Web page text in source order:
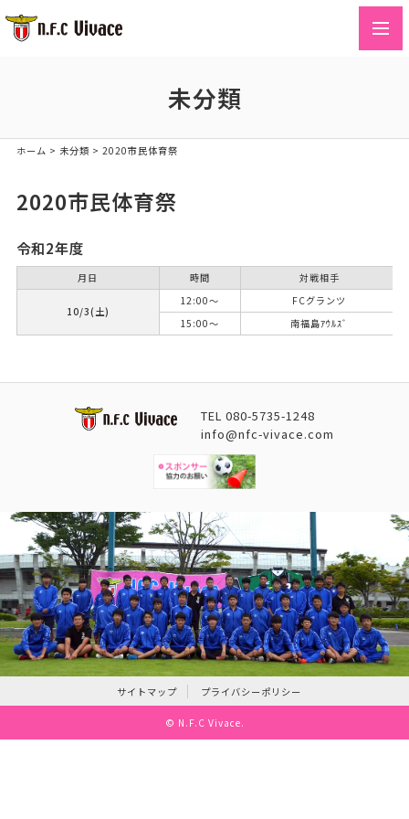
未分類
ホーム > 未分類 > 2020市民体育祭
2020市民体育祭
令和2年度
月日 時間 対戦相手
10/3(土)
12:00～
FCグランツ
15:00～
南福島ｱｳﾙｽﾞ
TEL 080-5735-1248
info@nfc-vivace.com
サイトマップ プライバシーポリシー
© N.F.C Vivace.